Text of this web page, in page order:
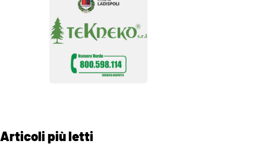
Articoli più letti